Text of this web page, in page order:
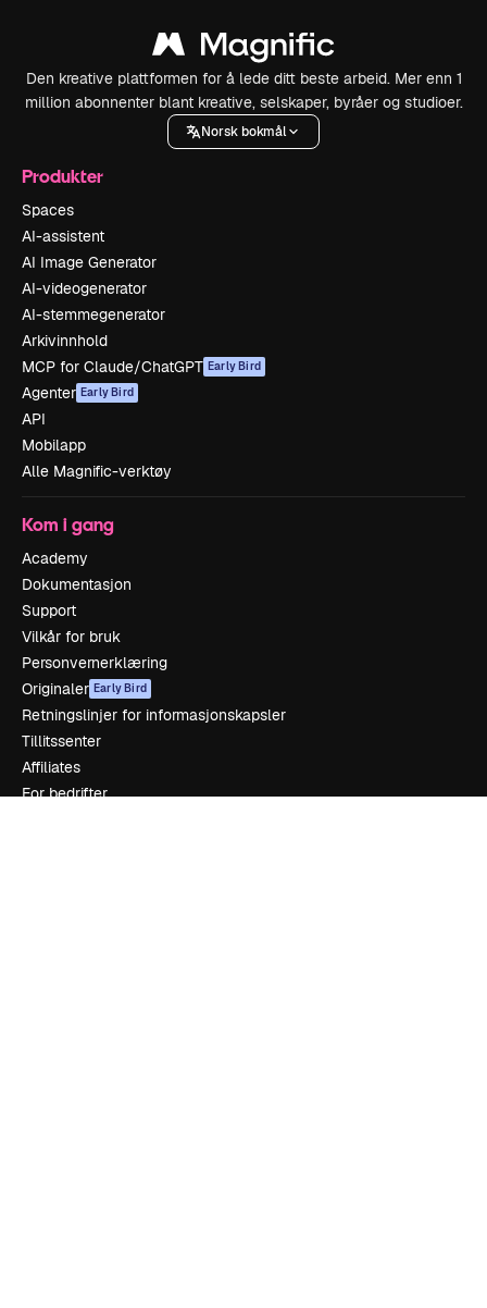
Den kreative plattformen for å lede ditt beste arbeid. Mer enn 1
million abonnenter blant kreative, selskaper, byråer og studioer.
Norsk bokmål
Produkter
Spaces
AI-assistent
AI Image Generator
AI-videogenerator
AI-stemmegenerator
Arkivinnhold
MCP for Claude/ChatGPT Early Bird
Agenter Early Bird
API
Mobilapp
Alle Magnific-verktøy
Kom i gang
Academy
Dokumentasjon
Support
Vilkår for bruk
Personvernerklæring
Originaler Early Bird
Retningslinjer for informasjonskapsler
Tillitssenter
Affiliates
For bedrifter